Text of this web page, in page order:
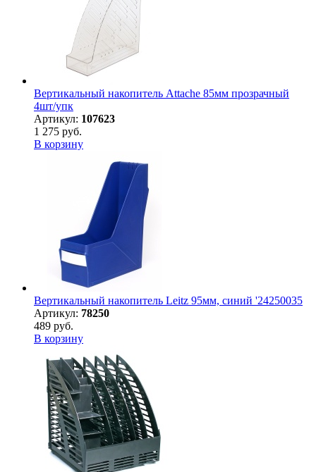
Вертикальный накопитель Attache 85мм прозрачный
4шт/упк
Артикул: 107623
1 275 руб.
В корзину
Вертикальный накопитель Leitz 95мм, синий '24250035
Артикул: 78250
489 руб.
В корзину